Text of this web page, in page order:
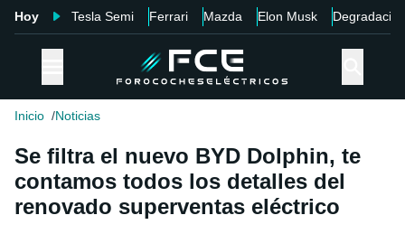
Hoy Tesla Semi Ferrari Mazda Elon Musk Degradación
Inicio Noticias
Se filtra el nuevo BYD Dolphin, te
contamos todos los detalles del
renovado superventas eléctrico